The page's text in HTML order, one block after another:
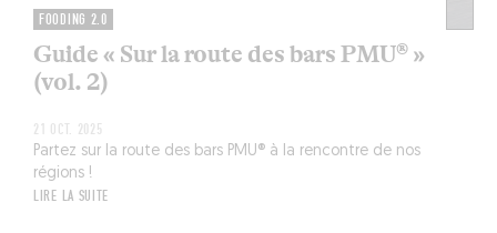
FOODING 2.0
Guide « Sur la route des bars PMU® »
(vol. 2)
21 OCT. 2025
Partez sur la route des bars PMU® à la rencontre de nos
régions !
LIRE LA SUITE